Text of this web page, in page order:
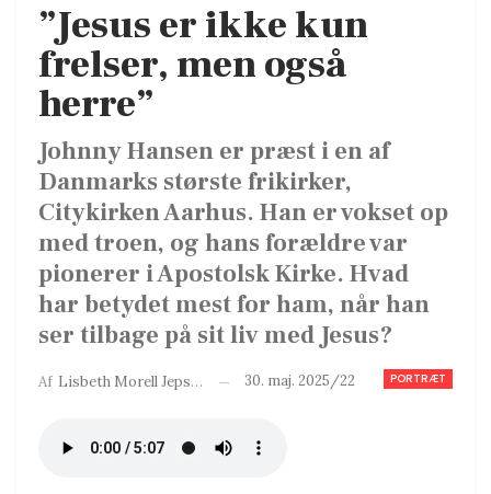
”Jesus er ikke kun
frelser, men også
herre”
Johnny Hansen er præst i en af
Danmarks største frikirker,
Citykirken Aarhus. Han er vokset op
med troen, og hans forældre var
pionerer i Apostolsk Kirke. Hvad
har betydet mest for ham, når han
ser tilbage på sit liv med Jesus?
PORTRÆT
Af Lisbeth Morell Jepsen 30. maj. 2025/22